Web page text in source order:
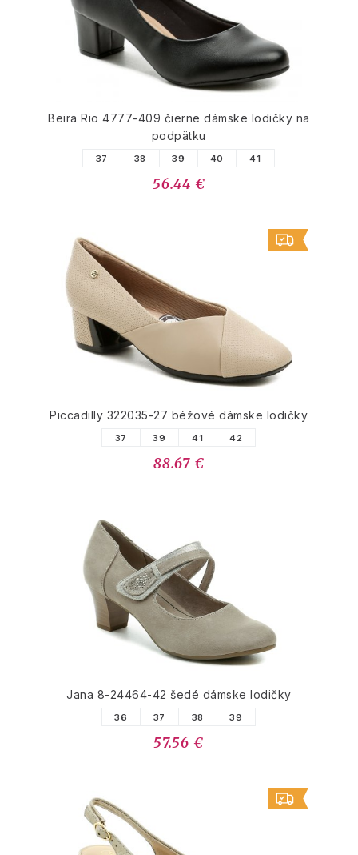
Beira Rio 4777-409 čierne dámske lodičky na
podpätku
37 38 39 40 41
56.44 €
Piccadilly 322035-27 béžové dámske lodičky
37 39 41 42
88.67 €
Jana 8-24464-42 šedé dámske lodičky
36 37 38 39
57.56 €